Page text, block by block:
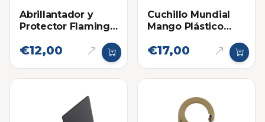
Abrillantador y
Protector Flamingo
Plasticos, Cueros y
€12,00
Cuchillo Mundial
Mango Plástico
€17,00